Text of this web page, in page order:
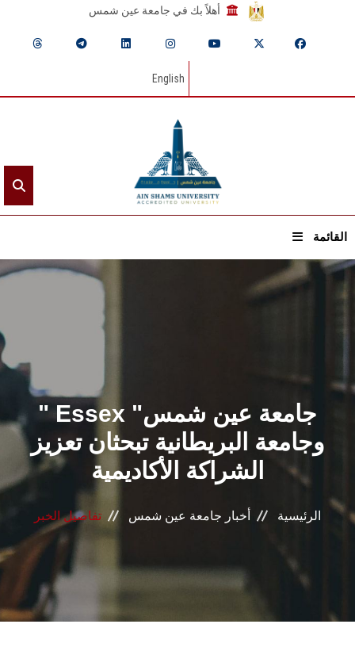
أهلاً بك في جامعة عين شمس
English
القائمة
الرئيسيـة
القطاعـات
الشئون الأكاديمية
البحث العلمي
المراكز والوحدات
الأنظمة الذكية
" Essex "جامعة عين شمس
وجامعة البريطانية تبحثان تعزيز
الشراكة الأكاديمية
الرئيسية أخبار جامعة عين شمس تفاصيل الخبر